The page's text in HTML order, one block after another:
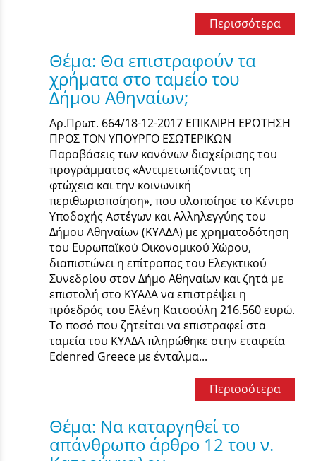
Περισσότερα
Θέμα: Θα επιστραφούν τα
χρήματα στο ταμείο του
Δήμου Αθηναίων;
Αρ.Πρωτ. 664/18-12-2017 ΕΠΙΚΑΙΡΗ ΕΡΩΤΗΣΗ
ΠΡΟΣ ΤΟΝ ΥΠΟΥΡΓΟ ΕΣΩΤΕΡΙΚΩΝ
Παραβάσεις των κανόνων διαχείρισης του
προγράμματος «Αντιμετωπίζοντας τη
φτώχεια και την κοινωνική
περιθωριοποίηση», που υλοποίησε το Κέντρο
Υποδοχής Αστέγων και Αλληλεγγύης του
Δήμου Αθηναίων (ΚΥΑΔΑ) με χρηματοδότηση
του Ευρωπαϊκού Οικονομικού Χώρου,
διαπιστώνει η επίτροπος του Ελεγκτικού
Συνεδρίου στον Δήμο Αθηναίων και ζητά με
επιστολή στο ΚΥΑΔΑ να επιστρέψει η
πρόεδρός του Ελένη Κατσούλη 216.560 ευρώ.
Το ποσό που ζητείται να επιστραφεί στα
ταμεία του ΚΥΑΔΑ πληρώθηκε στην εταιρεία
Edenred Greece με ένταλμα...
Περισσότερα
Θέμα: Να καταργηθεί το
απάνθρωπο άρθρο 12 του ν.